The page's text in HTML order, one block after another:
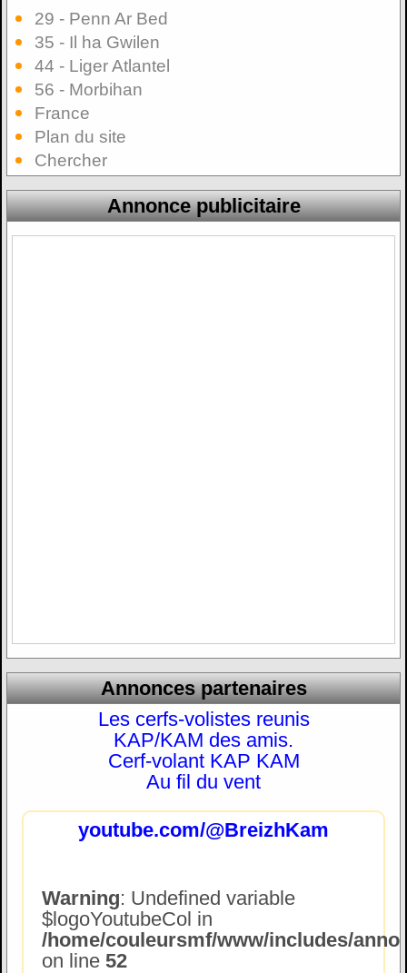
29 - Penn Ar Bed
35 - Il ha Gwilen
44 - Liger Atlantel
56 - Morbihan
France
Plan du site
Chercher
Annonce publicitaire
Annonces partenaires
Les cerfs-volistes reunis
KAP/KAM des amis.
Cerf-volant KAP KAM
Au fil du vent
youtube.com/@BreizhKam
Warning: Undefined variable
$logoYoutubeCol in
/home/couleursmf/www/includes/
on line 52